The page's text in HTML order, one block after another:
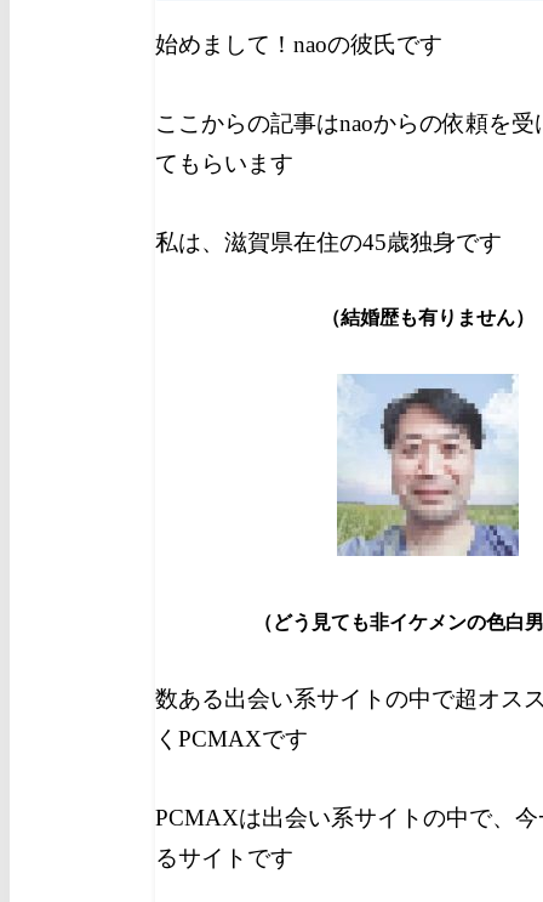
始めまして！naoの彼氏です
ここからの記事はnaoからの依頼を
てもらいます
私は、滋賀県在住の45歳独身です
（結婚歴も有りません）
（どう見ても非イケメンの色白
数ある出会い系サイトの中で超オス
くPCMAXです
PCMAXは出会い系サイトの中で、
るサイトです